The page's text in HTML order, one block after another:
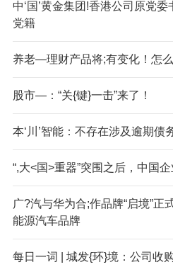
中‘国’黄金集团!香港公司原党
党籍
养老—理财产品将;有变化！怎么
股市—：“关{键}一击”来了！
本‘川’智能：不存在涉及逾期债
“,大<国>重器”突围之后，中国
广?汽与华为合;作品牌“启境”正
能源汽车品牌
每日一词 | 城发{环}境：公司收